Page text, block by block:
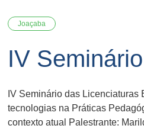
Joaçaba
IV
IV Seminário das
tecnologias na Práticas
contexto atual Palestrante: